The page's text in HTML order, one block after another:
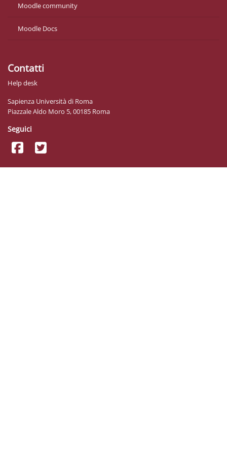
Moodle community
Moodle Docs
Contatti
Help desk
Sapienza Università di Roma
Piazzale Aldo Moro 5, 00185 Roma
Seguici